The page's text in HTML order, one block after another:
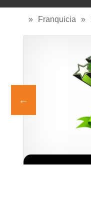
» Franquicia »